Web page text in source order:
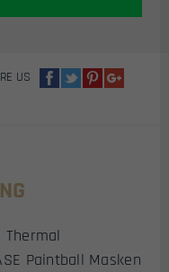
US
Thermal
Paintball Masken